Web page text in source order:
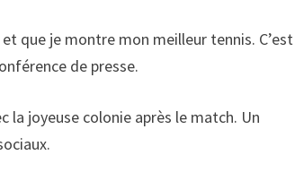
que je montre mon meilleur tennis. C’est
de presse.
la joyeuse colonie après le match. Un